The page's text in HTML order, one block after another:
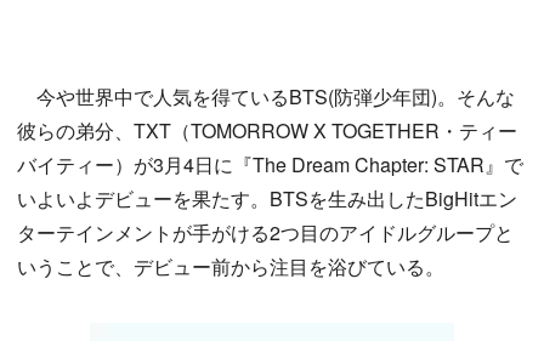
今や世界中で人気を得ているBTS(防弾少年団)。そんな
彼らの弟分、TXT（TOMORROW X TOGETHER・ティー
バイティー）が3月4日に『The Dream Chapter: STAR』で
いよいよデビューを果たす。BTSを生み出したBigHitエン
ターテインメントが手がける2つ目のアイドルグループと
いうことで、デビュー前から注目を浴びている。